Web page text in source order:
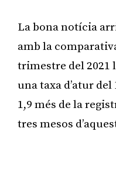
La bona notícia
amb la
trimestre del 2021
una taxa d’atur
1,9 més de la
tres mesos